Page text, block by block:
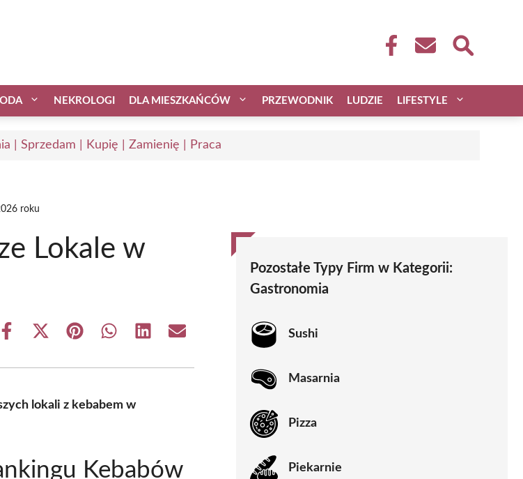
NEKROLOGI DLA MIESZKAŃCÓW PRZEWODNIK LUDZIE LIFESTYLE
| Sprzedam | Kupię | Zamienię | Praca
roku
Lokale w
Share
Share
(Twitter)
Share Share Share Share
lokali z kebabem w
Kebabów
Pozostałe Typy Firm w Kategorii:
Gastronomia
Sushi
Masarnia
Pizza
Piekarnie